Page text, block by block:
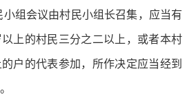
组会议由村民小组长召集，应当有
上的村民三分之二以上，或者本村
户的代表参加，所作决定应当经到